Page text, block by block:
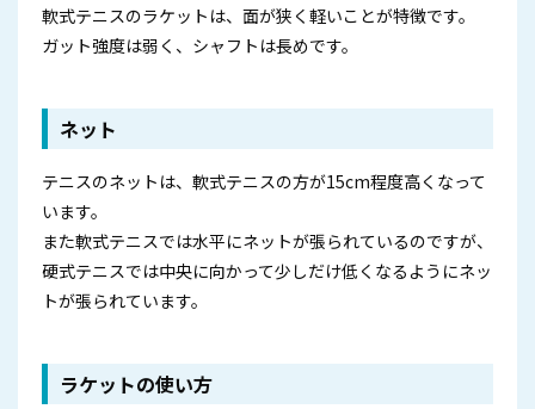
軟式テニスのラケットは、面が狭く軽いことが特徴です。
ガット強度は弱く、シャフトは長めです。
ネット
テニスのネットは、軟式テニスの方が15cm程度高くなって
います。
また軟式テニスでは水平にネットが張られているのですが、
硬式テニスでは中央に向かって少しだけ低くなるようにネッ
トが張られています。
ラケットの使い方